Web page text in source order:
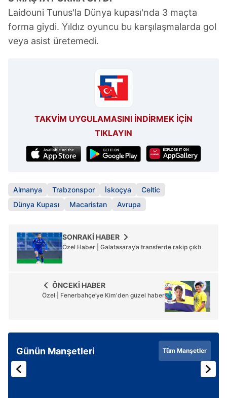
Laidouni Tunus'la Dünya kupası'nda 3 maçta
forma giydi. Yıldız oyuncu bu karşılaşmalarda gol
veya asist üretemedi.
TAKVİM UYGULAMASINI İNDİRMEK İÇİN
TIKLAYIN
Almanya Trabzonspor İskoçya
Celtic
Dünya Kupası
Macaristan Avrupa
SONRAKİ HABER
Özel Haber | Galatasaray’a transferde rakip çıktı
ÖNCEKİ HABER
Özel | Fenerbahçe’ye Kim'den güzel haber
Günün Manşetleri Tüm Manşetler